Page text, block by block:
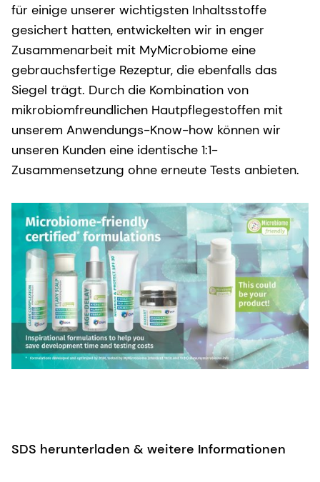
für einige unserer wichtigsten Inhaltsstoffe
gesichert hatten, entwickelten wir in enger
Zusammenarbeit mit MyMicrobiome eine
gebrauchsfertige Rezeptur, die ebenfalls das
Siegel trägt. Durch die Kombination von
mikrobiomfreundlichen Hautpflegestoffen mit
unserem Anwendungs-Know-how können wir
unseren Kunden eine identische 1:1-
Zusammensetzung ohne erneute Tests anbieten.
SDS herunterladen & weitere Informationen